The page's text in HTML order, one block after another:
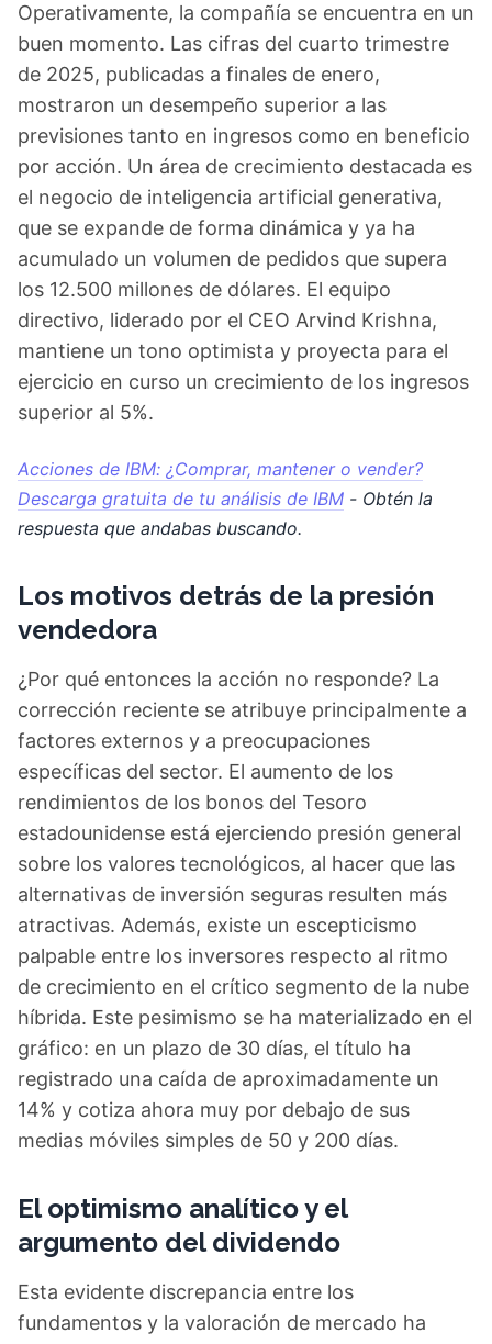
Operativamente, la compañía se encuentra en un
buen momento. Las cifras del cuarto trimestre
de 2025, publicadas a finales de enero,
mostraron un desempeño superior a las
previsiones tanto en ingresos como en beneficio
por acción. Un área de crecimiento destacada es
el negocio de inteligencia artificial generativa,
que se expande de forma dinámica y ya ha
acumulado un volumen de pedidos que supera
los 12.500 millones de dólares. El equipo
directivo, liderado por el CEO Arvind Krishna,
mantiene un tono optimista y proyecta para el
ejercicio en curso un crecimiento de los ingresos
superior al 5%.
Acciones de IBM: ¿Comprar, mantener o vender?
Descarga gratuita de tu análisis de IBM - Obtén la
respuesta que andabas buscando.
Los motivos detrás de la presión
vendedora
¿Por qué entonces la acción no responde? La
corrección reciente se atribuye principalmente a
factores externos y a preocupaciones
específicas del sector. El aumento de los
rendimientos de los bonos del Tesoro
estadounidense está ejerciendo presión general
sobre los valores tecnológicos, al hacer que las
alternativas de inversión seguras resulten más
atractivas. Además, existe un escepticismo
palpable entre los inversores respecto al ritmo
de crecimiento en el crítico segmento de la nube
híbrida. Este pesimismo se ha materializado en el
gráfico: en un plazo de 30 días, el título ha
registrado una caída de aproximadamente un
14% y cotiza ahora muy por debajo de sus
medias móviles simples de 50 y 200 días.
El optimismo analítico y el
argumento del dividendo
Esta evidente discrepancia entre los
fundamentos y la valoración de mercado ha